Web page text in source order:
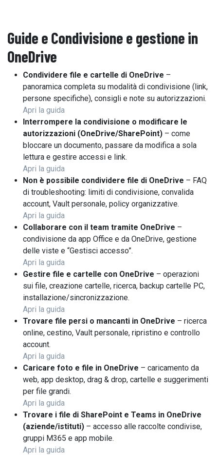
Guide e Condivisione e gestione in
OneDrive
Condividere file e cartelle di OneDrive –
panoramica completa su modalità di condivisione (link,
persone specifiche), consigli e note su autorizzazioni.
Apri la guida
Interrompere la condivisione o modificare le
autorizzazioni (OneDrive/SharePoint) – come
bloccare un documento, passare da modifica a sola
lettura e gestire accessi e link.
Apri la guida
Non è possibile condividere file di OneDrive – FAQ
di troubleshooting: limiti di condivisione, convalida
account, Vault personale, policy organizzative.
Apri la guida
Collaborare con il team tramite OneDrive –
condivisione da app Office e da OneDrive, gestione
delle viste e “Gestisci accesso”.
Apri la guida
Gestire file e cartelle con OneDrive – operazioni
sui file, creazione cartelle, ricerca, backup cartelle PC,
installazione/sincronizzazione.
Apri la guida
Trovare file persi o mancanti in OneDrive – ricerca
online, cestino, Vault personale, ripristino e controllo
account.
Apri la guida
Caricare foto e file in OneDrive – caricamento da
web, app desktop, drag & drop, cartelle e suggerimenti
per file grandi.
Apri la guida
Trovare i file di SharePoint e Teams in OneDrive
(aziende/istituti) – accesso alle raccolte condivise,
gruppi M365 e app mobile.
Apri la guida